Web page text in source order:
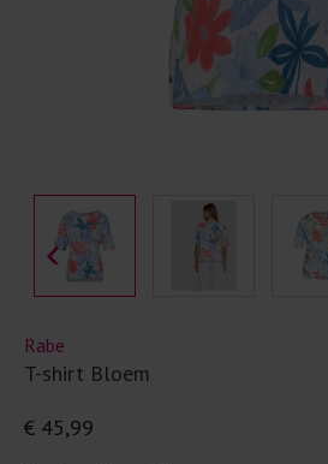
Rabe
T-shirt Bloem
€ 45,99